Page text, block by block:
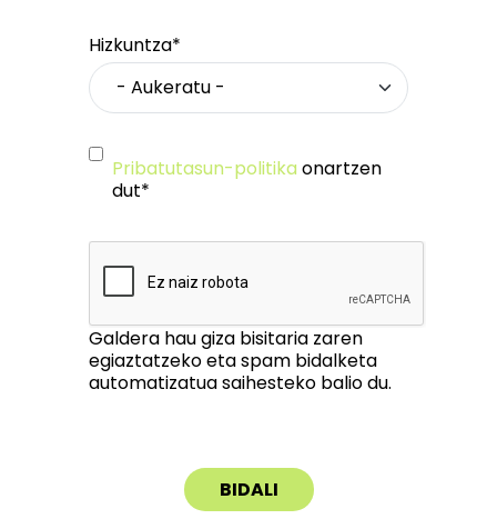
Hizkuntza*
Pribatutasun-politika onartzen
dut*
Galdera hau giza bisitaria zaren
egiaztatzeko eta spam bidalketa
automatizatua saihesteko balio du.